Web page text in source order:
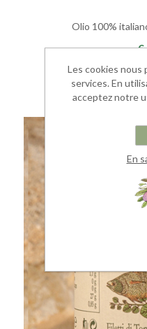
Olio 100%
€
Les cookies
services. En
acceptez notre
En